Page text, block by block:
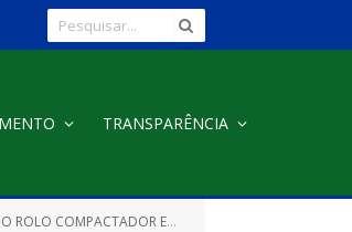
TRANSPARÊNCIA
DE OBRAS E URBANISMO DE MOJU/PA)